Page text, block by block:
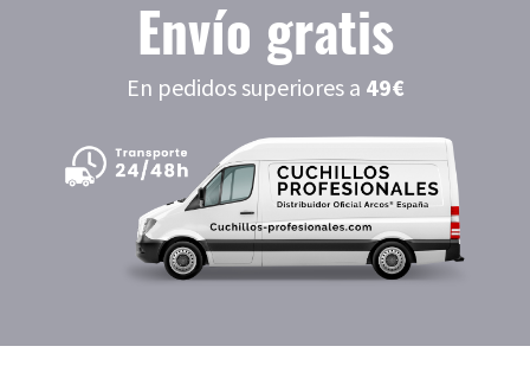
Envío gratis
En pedidos superiores a 49€